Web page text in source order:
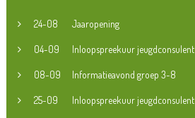
24-08 Jaaropening
04-09 Inloopspreekuur jeugdconsulent
08-09 Informatieavond groep 3-8
25-09 Inloopspreekuur jeugdconsulent